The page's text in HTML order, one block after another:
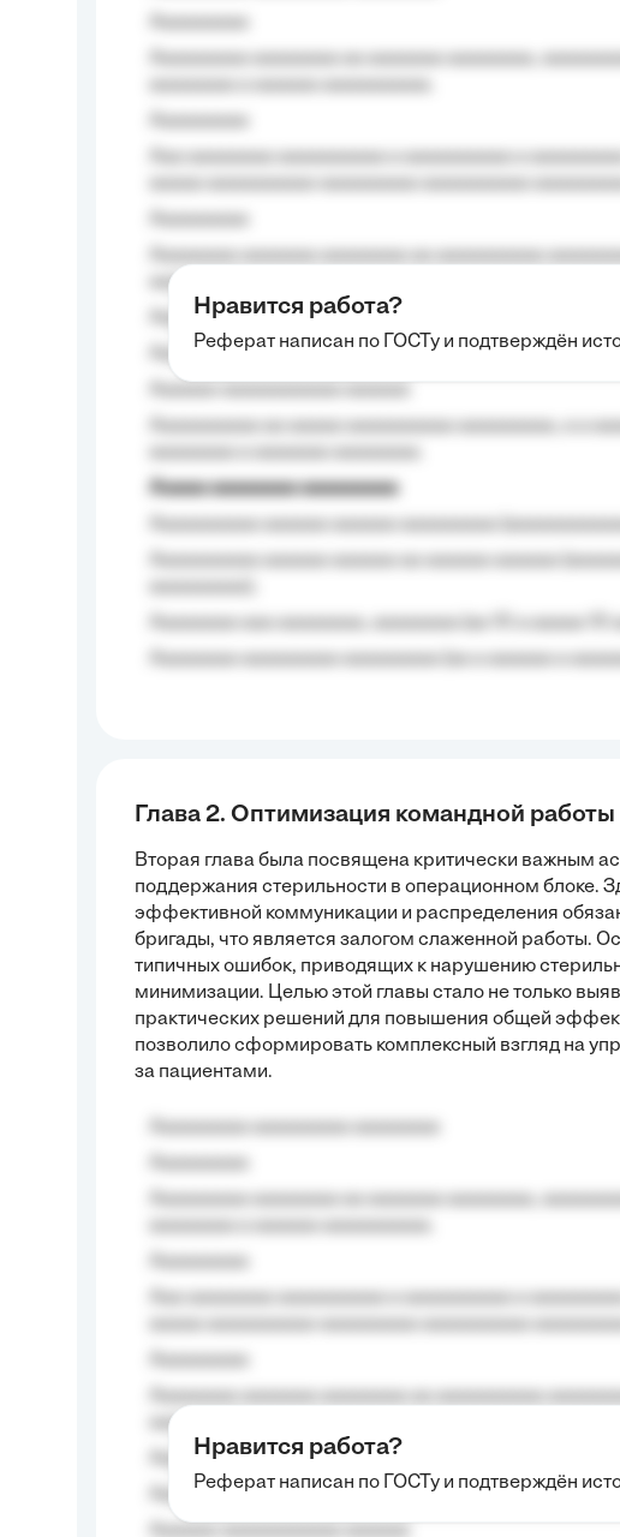
aaaa aaaa.
Aaaaaaaaa
Aaaaaaaaaa aa aaa aaaaaaaaa, a aaa aaaaaaaaaa
Aaaaa aaaaaaaa aaaaaaaaa
Нравится работа?
Реферат написан по ГОСТу и подтверждён
Глава 2. Оптимизация командной работы
Вторая глава была посвящена критически важным
поддержания стерильности в операционном блоке.
эффективной коммуникации и распределения
бригады, что является залогом слаженной работы.
типичных ошибок, приводящих к нарушению
минимизации. Целью этой главы стало не только
практических решений для повышения общей
позволило сформировать комплексный взгляд на
за пациентами.
aaaa aaaa.
Aaaaaaaaa
Aaaaaaaaaa aa aaa aaaaaaaaa, a aaa aaaaaaaaaa
Нравится работа?
Реферат написан по ГОСТу и подтверждён